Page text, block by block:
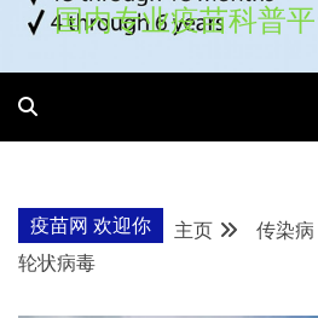
国内专业疫苗科普
疫苗网 欢迎你 主页 传染病
轮状病毒